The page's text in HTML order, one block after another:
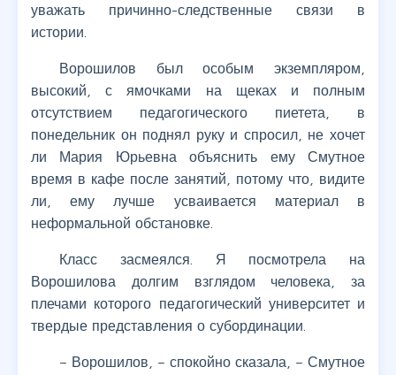
уважать причинно-следственные связи в
истории.
Ворошилов был особым экземпляром,
высокий, с ямочками на щеках и полным
отсутствием педагогического пиетета, в
понедельник он поднял руку и спросил, не хочет
ли Мария Юрьевна объяснить ему Смутное
время в кафе после занятий, потому что, видите
ли, ему лучше усваивается материал в
неформальной обстановке.
Класс засмеялся. Я посмотрела на
Ворошилова долгим взглядом человека, за
плечами которого педагогический университет и
твердые представления о субординации.
– Ворошилов, – спокойно сказала, – Смутное